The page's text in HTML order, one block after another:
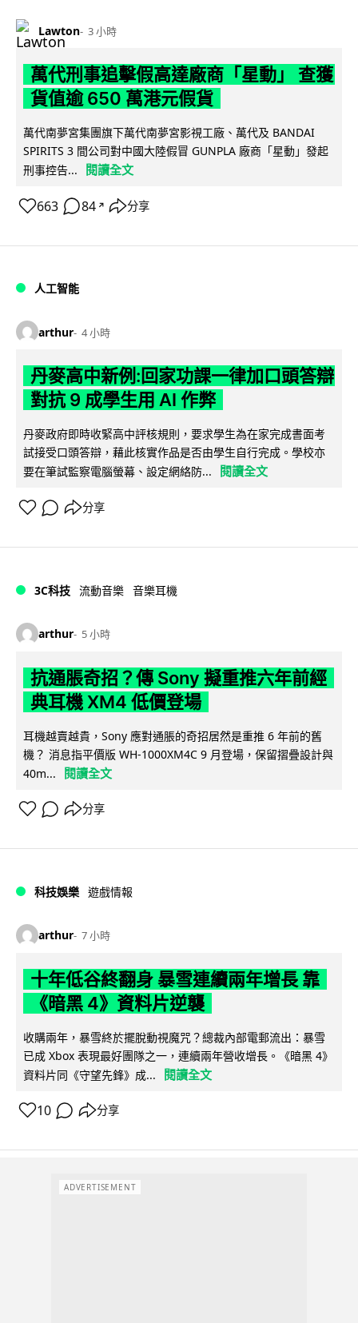
Lawton 3 小時
萬代刑事追擊假高達廠商「星動」 查獲
貨值逾 650 萬港元假貨
萬代南夢宮集團旗下萬代南夢宮影視工廠、萬代及 BANDAI
SPIRITS 3 間公司對中國大陸假冒 GUNPLA 廠商「星動」發起
刑事控告...
閱讀全文
663 84 ↗ 分享
人工智能
arthur 4 小時
丹麥高中新例:回家功課一律加口頭答辯
對抗 9 成學生用 AI 作弊
丹麥政府即時收緊高中評核規則，要求學生為在家完成書面考
試接受口頭答辯，藉此核實作品是否由學生自行完成。學校亦
要在筆試監察電腦螢幕、設定網絡防...
閱讀全文
分享
3C科技 流動音樂 音樂耳機
arthur 5 小時
抗通脹奇招？傳 Sony 擬重推六年前經
典耳機 XM4 低價登場
耳機越賣越貴，Sony 應對通脹的奇招居然是重推 6 年前的舊
機？ 消息指平價版 WH-1000XM4C 9 月登場，保留摺疊設計與
40m...
閱讀全文
分享
科技娛樂 遊戲情報
arthur 7 小時
十年低谷終翻身 暴雪連續兩年增長 靠
《暗黑 4》資料片逆襲
收購兩年，暴雪終於擺脫動視魔咒？總裁內部電郵流出：暴雪
已成 Xbox 表現最好團隊之一，連續兩年營收增長。《暗黑 4》
資料片同《守望先鋒》成...
閱讀全文
10 分享
ADVERTISEMENT